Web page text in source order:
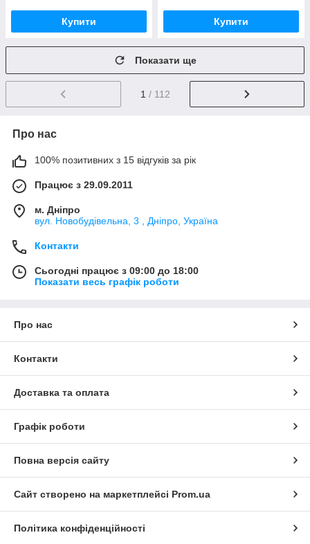
Купити Купити
Показати ще
1 / 112
Про нас
100% позитивних з 15 відгуків за рік
Працює з 29.09.2011
м. Дніпро
вул. Новобудівельна, 3 , Дніпро, Україна
Контакти
Сьогодні працює з 09:00 до 18:00
Показати весь графік роботи
Про нас
Контакти
Доставка та оплата
Графік роботи
Повна версія сайту
Сайт створено на маркетплейсі Prom.ua
Політика конфіденційності